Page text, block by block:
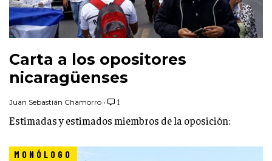
Carta a los opositores
nicaragüenses
Juan Sebastián Chamorro • 1
Estimadas y estimados miembros de la oposición:
MONÓLOGO